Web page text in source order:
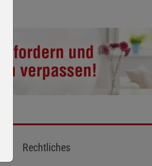
Rechtliches